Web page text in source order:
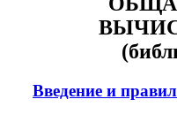
Введение и